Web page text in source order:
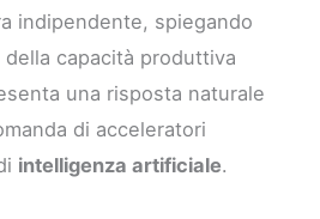
indipendente, spiegando
capacità produttiva
una risposta naturale
di acceleratori
intelligenza artificiale.